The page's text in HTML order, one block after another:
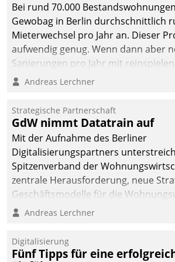
Bei rund 70.000
Gewobag in Berlin durchschnittlich
Mieterwechsel pro Jahr an. Dieser
aufwendig genug. Wenn dann aber
Sanierungen pro Jahr mit
Betreuungs- und
kommunale
gemeinsam mit der Berliner
Teilprozess der Objektsanierung
Andreas Lerchner
Strategische Partnerschaft
GdW nimmt Datatrain auf
Mit der Aufnahme des Berliner
Digitalisierungspartners
Spitzenverband der
zentrale Herausforderung, neue
Geschäftsmodelle für die
entwickeln.
Andreas Lerchner
Digitalisierung
Fünf Tipps für eine